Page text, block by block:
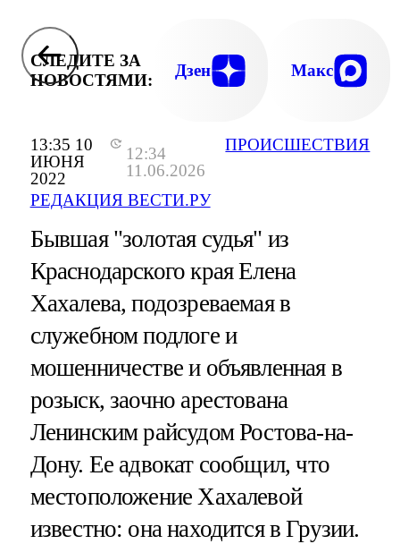
13:35 10
ИЮНЯ
2022
12:34
11.06.2026
РЕДАКЦИЯ ВЕСТИ.РУ
ПРОИСШЕСТВИЯ
СЛЕДИТЕ ЗА
НОВОСТЯМИ:
Дзен Макс
Бывшая "золотая судья" из
Краснодарского края Елена
Хахалева, подозреваемая в
служебном подлоге и
мошенничестве и объявленная в
розыск, заочно арестована
Ленинским райсудом Ростова-на-
Дону. Ее адвокат сообщил, что
местоположение Хахалевой
известно: она находится в Грузии.